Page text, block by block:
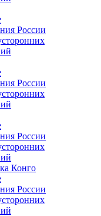
России
России
России
Конго
России